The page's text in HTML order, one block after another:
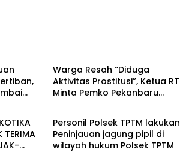
Warga Resah “Diduga
Aktivitas Prostitusi”, Ketua RT
Minta Pemko Pekanbaru
Jalan Tanjung Datuk
TERIMA
Berita
Personil Polsek TPTM lakukan
Peninjauan jagung pipil di
wilayah hukum Polsek TPTM